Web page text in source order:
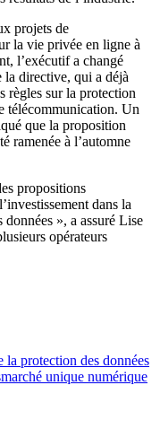
projets de
la vie privée en ligne à
l’exécutif a changé
la directive, qui a déjà
règles sur la protection
télécommunication. Un
que la proposition
ramenée à l’automne
propositions
dans la
», a assuré Lise
opérateurs
la protection des données
marché unique numérique